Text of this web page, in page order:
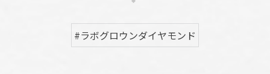
#ラボグロウンダイヤモンド